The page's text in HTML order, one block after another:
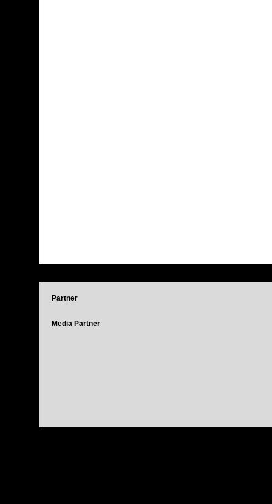
Partner
Media Partner